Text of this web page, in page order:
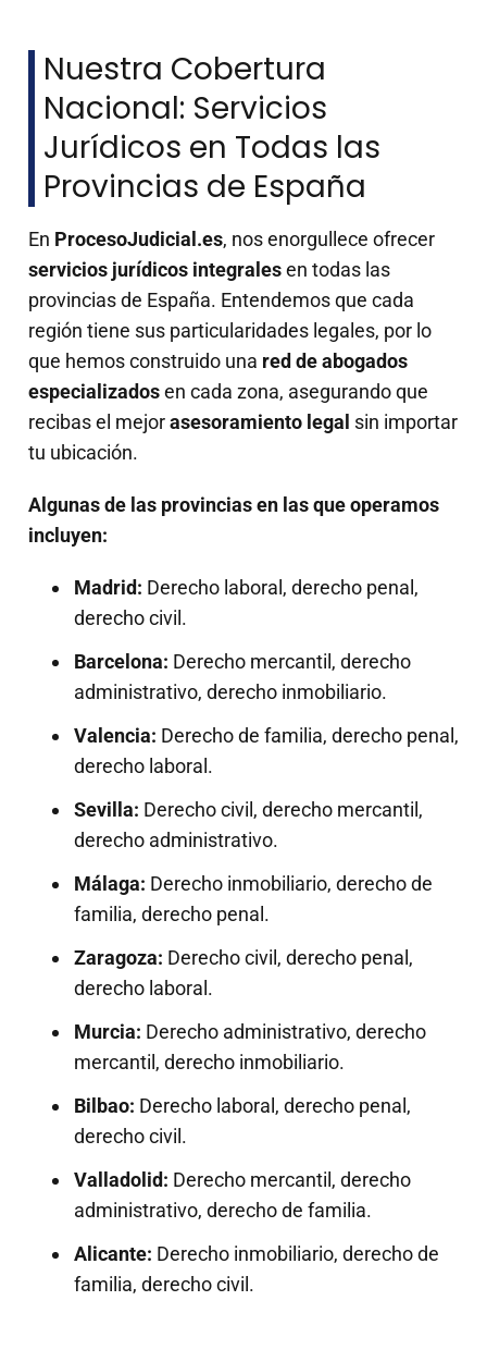
Nuestra Cobertura
Nacional: Servicios
Jurídicos en Todas las
Provincias de España
En ProcesoJudicial.es, nos enorgullece ofrecer
servicios jurídicos integralesen todas las
provincias de España. Entendemos que cada
región tiene sus particularidades legales, por lo
que hemos construido una red de abogados
especializadosen cada zona, asegurando que
recibas el mejorasesoramiento legal sin importar
tu ubicación.
Algunas de las provincias en las que operamos
incluyen:
Madrid: Derecho laboral, derecho penal,
derecho civil.
Barcelona: Derecho mercantil, derecho
administrativo, derecho inmobiliario.
Valencia: Derecho de familia, derecho penal,
derecho laboral.
Sevilla: Derecho civil, derecho mercantil,
derecho administrativo.
Málaga: Derecho inmobiliario, derecho de
familia, derecho penal.
Zaragoza: Derecho civil, derecho penal,
derecho laboral.
Murcia: Derecho administrativo, derecho
mercantil, derecho inmobiliario.
Bilbao: Derecho laboral, derecho penal,
derecho civil.
Valladolid: Derecho mercantil, derecho
administrativo, derecho de familia.
Alicante: Derecho inmobiliario, derecho de
familia, derecho civil.